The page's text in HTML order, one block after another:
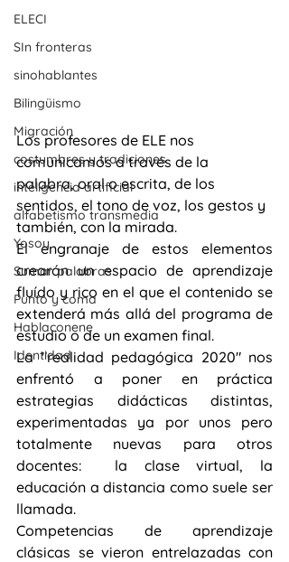
ELECI
SIn fronteras
sinohablantes
Bilingüismo
Migración
costumbres y tradiciones
inteligencia artificial
alfabetismo transmedia
Yosoy
Sumar palabras
Punto y coma
Hablaconene
Identidad
Los profesores de ELE nos
comunicamos a través de la
palabra, oral o escrita, de los
sentidos, el tono de voz, los gestos y
también, con la mirada.
El engranaje de estos elementos
crearán un espacio de aprendizaje
fluído y rico en el que el contenido se
extenderá más allá del programa de
estudio o de un examen final.
La "realidad pedagógica 2020" nos
enfrentó a poner en práctica
estrategias didácticas distintas,
experimentadas ya por unos pero
totalmente nuevas para otros
docentes:  la clase virtual, la
educación a distancia como suele ser
llamada.
Competencias de aprendizaje
clásicas se vieron entrelazadas con